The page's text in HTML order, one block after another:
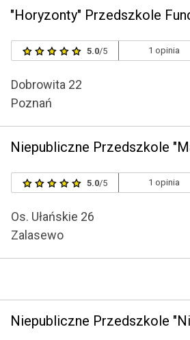
5.0/5 1 opinia
Dobrowita 22
Poznań
5.0/5 1 opinia
Os. Ułańskie 26
Zalasewo
Niepubliczne Przedszkole